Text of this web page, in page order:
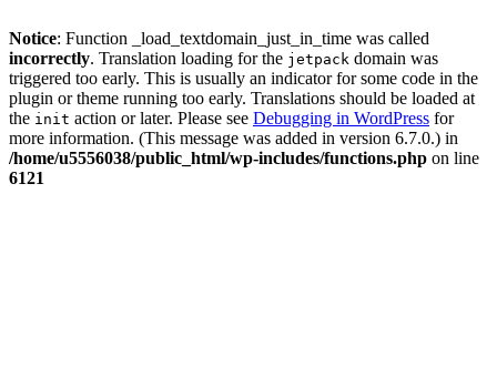
Notice: Function _load_textdomain_just_in_time was called
incorrectly. Translation loading for the jetpack domain was
triggered too early. This is usually an indicator for some code in the
plugin or theme running too early. Translations should be loaded at
the init action or later. Please see Debugging in WordPress for
more information. (This message was added in version 6.7.0.) in
/home/u5556038/public_html/wp-includes/functions.php on line
6121